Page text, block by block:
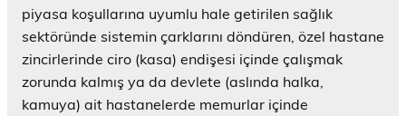
piyasa koşullarına uyumlu hale getirilen sağlık
sektöründe sistemin çarklarını döndüren, özel hastane
zincirlerinde ciro (kasa) endişesi içinde çalışmak
zorunda kalmış ya da devlete (aslında halka,
kamuya) ait hastanelerde memurlar içinde